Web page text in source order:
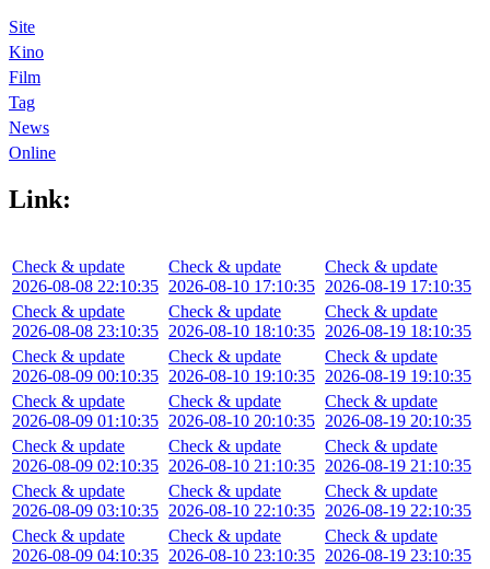
Site
Kino
Film
Tag
News
Online
Link:
Check & update
2026-08-08 22:10:35
Check & update
2026-08-08 23:10:35
Check & update
2026-08-09 00:10:35
Check & update
2026-08-09 01:10:35
Check & update
2026-08-09 02:10:35
Check & update
2026-08-09 03:10:35
Check & update
2026-08-09 04:10:35
Check & update
2026-08-10 17:10:35
Check & update
2026-08-10 18:10:35
Check & update
2026-08-10 19:10:35
Check & update
2026-08-10 20:10:35
Check & update
2026-08-10 21:10:35
Check & update
2026-08-10 22:10:35
Check & update
2026-08-10 23:10:35
Check & update
2026-08-19 17:10:35
Check & update
2026-08-19 18:10:35
Check & update
2026-08-19 19:10:35
Check & update
2026-08-19 20:10:35
Check & update
2026-08-19 21:10:35
Check & update
2026-08-19 22:10:35
Check & update
2026-08-19 23:10:35